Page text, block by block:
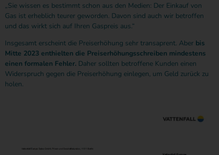
„Sie wissen es bestimmt schon aus den Medien: Der Einkauf von
Gas ist erheblich teurer geworden. Davon sind auch wir betroffen
und das wirkt sich auf Ihren Gaspreis aus.“
Insgesamt erscheint die Preiserhöhung sehr transaprent. Aber bis
Mitte 2023 enthielten die Preiserhöhungsschreiben mindestens
einen formalen Fehler. Daher sollten betroffene Kunden einen
Widerspruch gegen die Preiserhöhung einlegen, um Geld zurück zu
holen.